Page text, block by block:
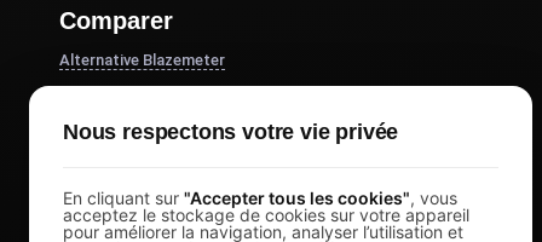
Comparer
Alternative Blazemeter
Alternative OctoPerf
Alternative aux sauterelles
Nous respectons votre vie privée
En cliquant sur "Accepter tous les cookies", vous
acceptez le stockage de cookies sur votre appareil
pour améliorer la navigation, analyser l’utilisation et